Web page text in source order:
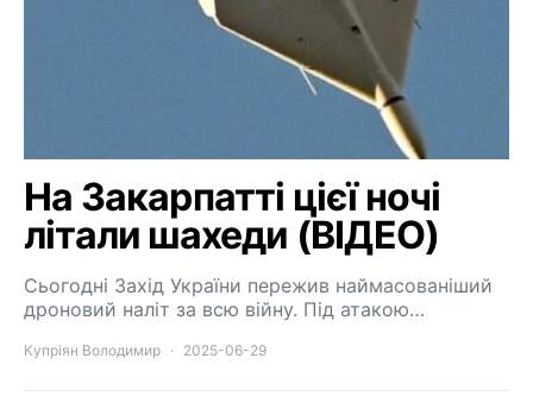
На Закарпатті цієї ночі
літали шахеди (ВІДЕО)
Сьогодні Захід України пережив наймасованіший
дроновий наліт за всю війну. Під атакою…
Купріян Володимир 2025-06-29